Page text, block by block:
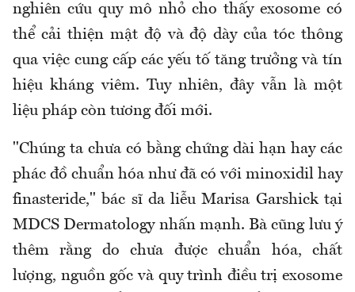
nghiên cứu quy mô nhỏ cho thấy exosome có
thể cải thiện mật độ và độ dày của tóc thông
qua việc cung cấp các yếu tố tăng trưởng và tín
hiệu kháng viêm. Tuy nhiên, đây vẫn là một
liệu pháp còn tương đối mới.
"Chúng ta chưa có bằng chứng dài hạn hay các
phác đồ chuẩn hóa như đã có với minoxidil hay
finasteride," bác sĩ da liễu Marisa Garshick tại
MDCS Dermatology nhấn mạnh. Bà cũng lưu ý
thêm rằng do chưa được chuẩn hóa, chất
lượng, nguồn gốc và quy trình điều trị exosome